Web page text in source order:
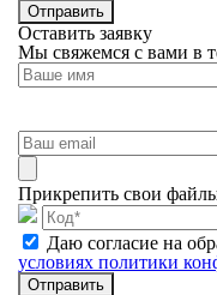
Отправить
Оставить заявку
Мы свяжемся с вами в
Прикрепить свои
Даю согласие на
условиях политики
Отправить